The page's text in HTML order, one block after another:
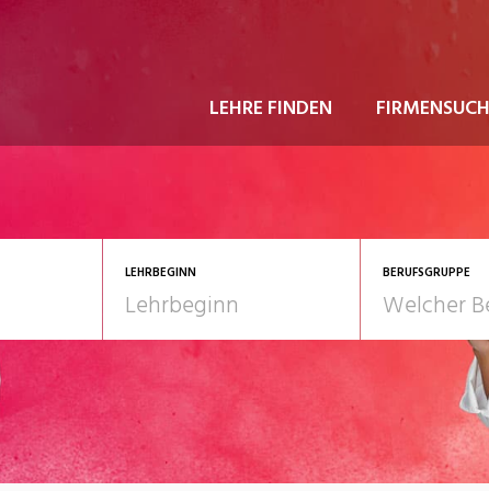
LEHRE FINDEN
LEHRBEGINN BERUFSGRUPPE
Gesundheit/Pflege/
Telco
Kultur